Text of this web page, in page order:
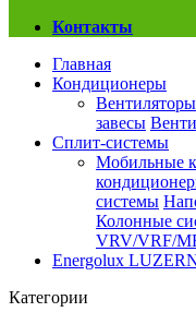
Контакты
Главная
Кондиционеры
Вентиляторы
завесы
Сплит-системы
Мобильные
системы
Колонные
VRV/VRF/
Energolux
Категории